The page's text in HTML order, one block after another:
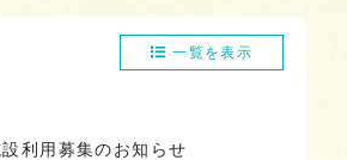
一覧を表示
利用募集のお知らせ